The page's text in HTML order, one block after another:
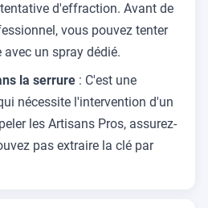
d'effraction. Avant de
vous pouvez tenter
un spray dédié.
la serrure : C'est une
nécessite l'intervention d'un
les Artisans Pros, assurez-
pas extraire la clé par